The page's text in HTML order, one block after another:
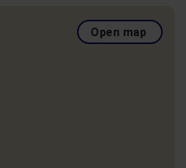
Open map